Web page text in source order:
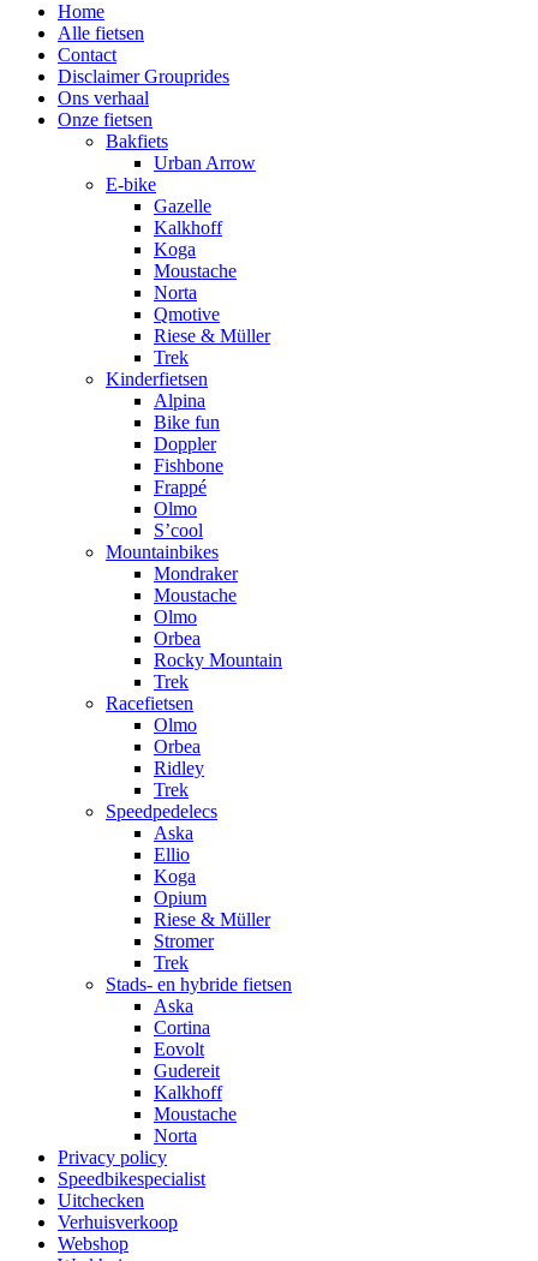
Home
Alle fietsen
Contact
Disclaimer Grouprides
Ons verhaal
Onze fietsen
Bakfiets
Urban Arrow
E-bike
Gazelle
Kalkhoff
Koga
Moustache
Norta
Qmotive
Riese & Müller
Trek
Kinderfietsen
Alpina
Bike fun
Doppler
Fishbone
Frappé
Olmo
S’cool
Mountainbikes
Mondraker
Moustache
Olmo
Orbea
Rocky Mountain
Trek
Racefietsen
Olmo
Orbea
Ridley
Trek
Speedpedelecs
Aska
Ellio
Koga
Opium
Riese & Müller
Stromer
Trek
Stads- en hybride fietsen
Aska
Cortina
Eovolt
Gudereit
Kalkhoff
Moustache
Norta
Privacy policy
Speedbikespecialist
Uitchecken
Verhuisverkoop
Webshop